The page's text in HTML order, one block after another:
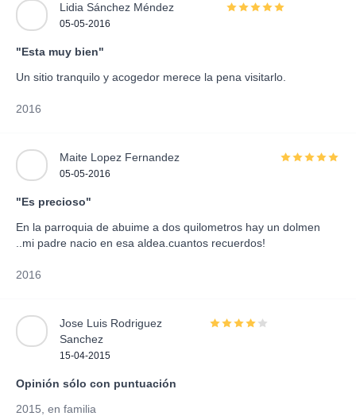
Lidia Sánchez Méndez
05-05-2016
"Esta muy bien"
Un sitio tranquilo y acogedor merece la pena visitarlo.
2016
Maite Lopez Fernandez
05-05-2016
"Es precioso"
En la parroquia de abuime a dos quilometros hay un dolmen
..mi padre nacio en esa aldea.cuantos recuerdos!
2016
Jose Luis Rodriguez
Sanchez
15-04-2015
Opinión sólo con puntuación
2015, en familia